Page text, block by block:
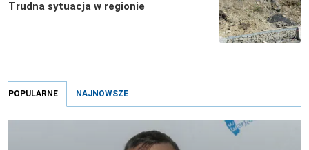
Trudna sytuacja w regionie
POPULARNE NAJNOWSZE